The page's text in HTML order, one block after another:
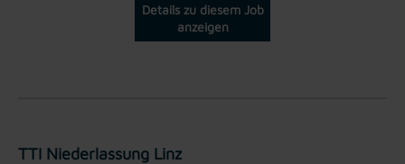
Details zu diesem Job
anzeigen
TTI Niederlassung Linz